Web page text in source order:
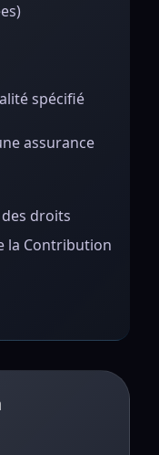
spécifié
assurance
droits
la Contribution